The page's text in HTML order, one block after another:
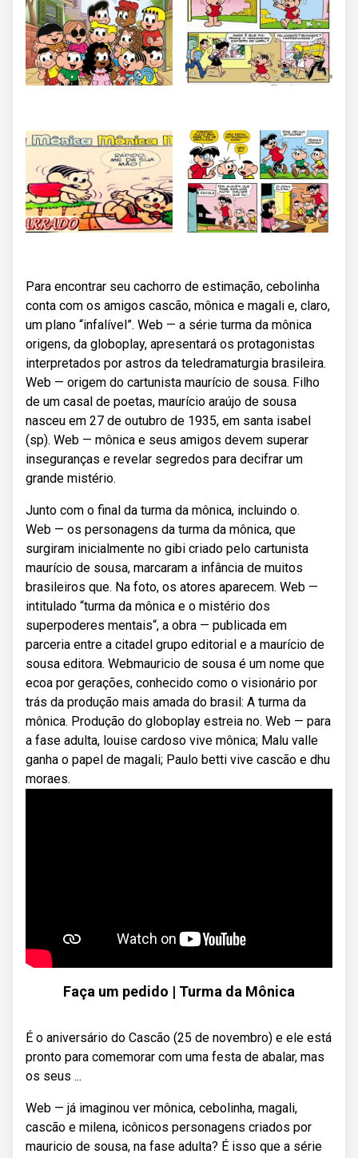
Para encontrar seu cachorro de estimação, cebolinha
conta com os amigos cascão, mônica e magali e, claro,
um plano “infalível”. Web — a série turma da mônica
origens, da globoplay, apresentará os protagonistas
interpretados por astros da teledramaturgia brasileira.
Web — origem do cartunista maurício de sousa. Filho
de um casal de poetas, maurício araújo de sousa
nasceu em 27 de outubro de 1935, em santa isabel
(sp). Web — mônica e seus amigos devem superar
inseguranças e revelar segredos para decifrar um
grande mistério.
Junto com o final da turma da mônica, incluindo o.
Web — os personagens da turma da mônica, que
surgiram inicialmente no gibi criado pelo cartunista
maurício de sousa, marcaram a infância de muitos
brasileiros que. Na foto, os atores aparecem. Web —
intitulado “turma da mônica e o mistério dos
superpoderes mentais“, a obra — publicada em
parceria entre a citadel grupo editorial e a maurício de
sousa editora. Webmauricio de sousa é um nome que
ecoa por gerações, conhecido como o visionário por
trás da produção mais amada do brasil: A turma da
mônica. Produção do globoplay estreia no. Web — para
a fase adulta, louise cardoso vive mônica; Malu valle
ganha o papel de magali; Paulo betti vive cascão e dhu
moraes.
Faça um pedido | Turma da Mônica
É o aniversário do Cascão (25 de novembro) e ele está
pronto para comemorar com uma festa de abalar, mas
os seus ...
Web — já imaginou ver mônica, cebolinha, magali,
cascão e milena, icônicos personagens criados por
mauricio de sousa, na fase adulta? É isso que a série